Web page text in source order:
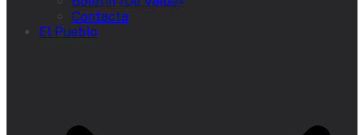
Contacta
El Pueblo